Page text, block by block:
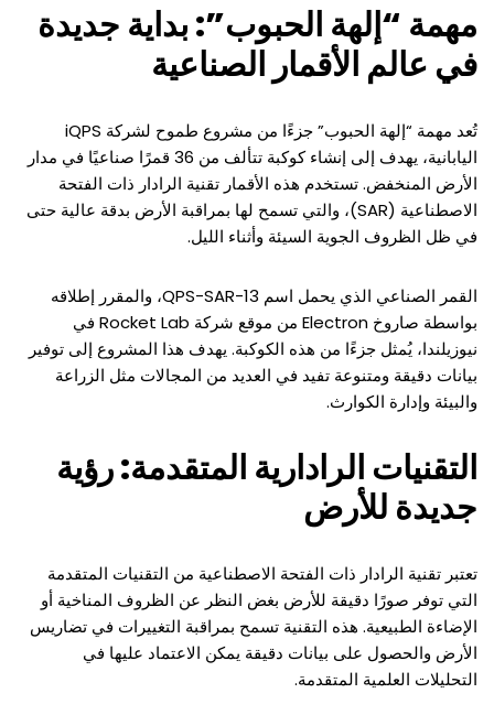
مهمة “إلهة الحبوب”: بداية جديدة
في عالم الأقمار الصناعية
تُعد مهمة “إلهة الحبوب” جزءًا من مشروع طموح لشركة iQPS
اليابانية، يهدف إلى إنشاء كوكبة تتألف من 36 قمرًا صناعيًا في مدار
الأرض المنخفض. تستخدم هذه الأقمار تقنية الرادار ذات الفتحة
الاصطناعية (SAR)، والتي تسمح لها بمراقبة الأرض بدقة عالية حتى
في ظل الظروف الجوية السيئة وأثناء الليل.
القمر الصناعي الذي يحمل اسم QPS-SAR-13، والمقرر إطلاقه
بواسطة صاروخ Electron من موقع شركة Rocket Lab في
نيوزيلندا، يُمثل جزءًا من هذه الكوكبة. يهدف هذا المشروع إلى توفير
بيانات دقيقة ومتنوعة تفيد في العديد من المجالات مثل الزراعة
والبيئة وإدارة الكوارث.
التقنيات الرادارية المتقدمة: رؤية
جديدة للأرض
تعتبر تقنية الرادار ذات الفتحة الاصطناعية من التقنيات المتقدمة
التي توفر صورًا دقيقة للأرض بغض النظر عن الظروف المناخية أو
الإضاءة الطبيعية. هذه التقنية تسمح بمراقبة التغييرات في تضاريس
الأرض والحصول على بيانات دقيقة يمكن الاعتماد عليها في
التحليلات العلمية المتقدمة.